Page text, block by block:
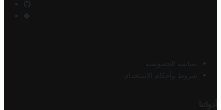
سياسة الخصوصية
شروط وأحكام الاستخدام
أدواتنا